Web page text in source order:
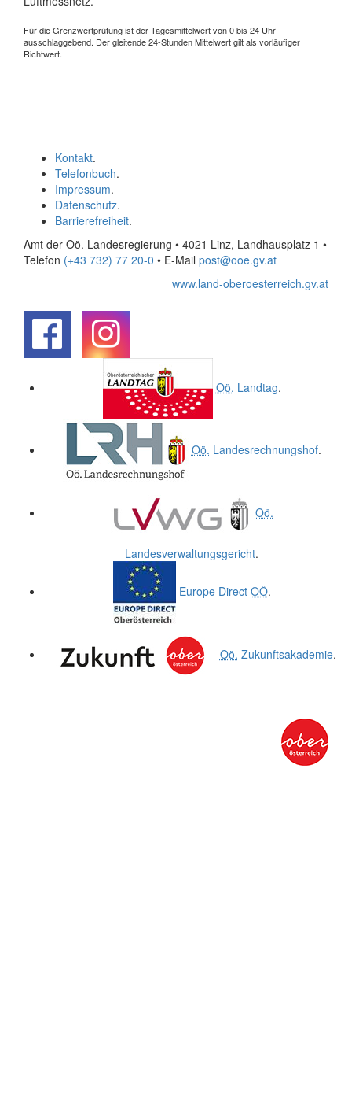
Für die Grenzwertprüfung ist der Tagesmittelwert von 0 bis 24 Uhr
ausschlaggebend. Der gleitende 24-Stunden Mittelwert gilt als vorläufiger
Richtwert.
Kontakt.
Telefonbuch.
Impressum.
Datenschutz.
Barrierefreiheit.
Amt der Oö. Landesregierung • 4021 Linz, Landhausplatz 1 •
Telefon (+43 732) 77 20-0 • E-Mail post@ooe.gv.at
www.land-oberoesterreich.gv.at
Oö. Landtag.
Oö. Landesrechnungshof.
Oö.
Landesverwaltungsgericht.
Europe Direct OÖ.
Oö. Zukunftsakademie.